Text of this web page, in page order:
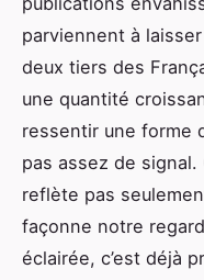
parviennent à
deux tiers des
une quantité
ressentir une forme
pas assez de signal.
reflète pas
façonne notre
éclairée, c’est déjà